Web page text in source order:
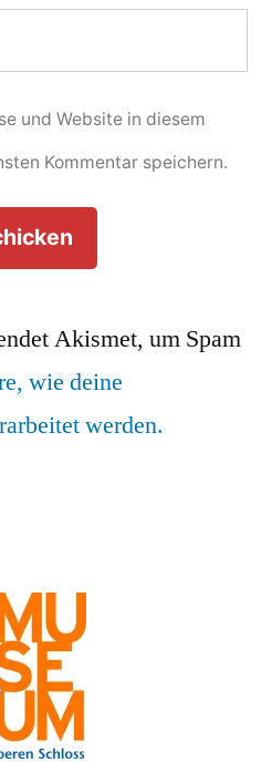
und Website in diesem
Kommentar speichern.
Akismet, um Spam
wie deine
werden.